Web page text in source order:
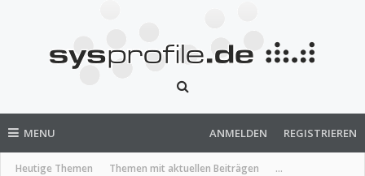
MENU
Heutige Themen Themen mit aktuellen Beiträgen ...
ANMELDEN REGISTRIEREN